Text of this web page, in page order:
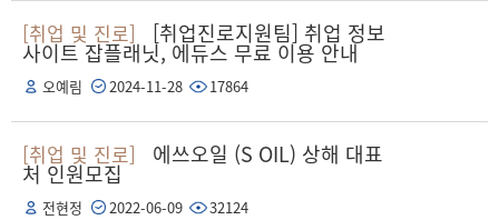
[취업 및 진로] [취업진로지원팀] 취업 정보
사이트 잡플래닛, 에듀스 무료 이용 안내
오예림 2024-11-28 17864
[취업 및 진로] 에쓰오일 (S OIL) 상해 대표
처 인원모집
전현정 2022-06-09 32124